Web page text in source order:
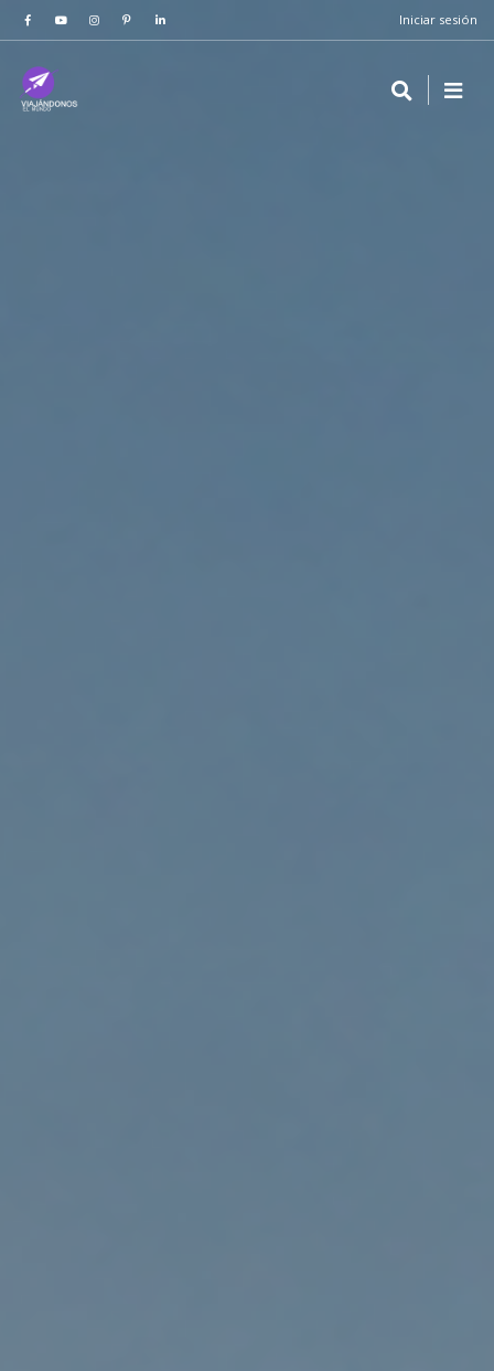
Iniciar sesión